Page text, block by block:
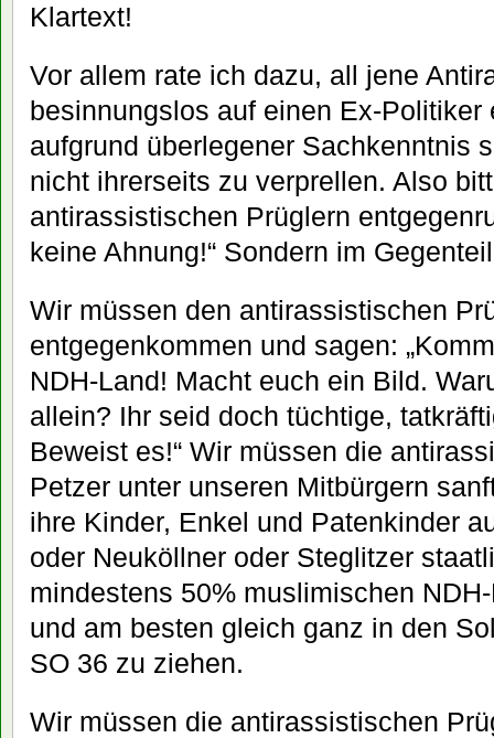
Klartext!
Vor allem rate ich dazu, all jene
besinnungslos auf einen Ex-Politiker
aufgrund überlegener Sachkenntnis
nicht ihrerseits zu verprellen. Also
antirassistischen Prüglern
keine Ahnung!“ Sondern im
Wir müssen den antirassistischen
entgegenkommen und sagen:
NDH-Land! Macht euch ein Bild.
allein? Ihr seid doch tüchtige,
Beweist es!“ Wir müssen die
Petzer unter unseren Mitbürgern
ihre Kinder, Enkel und Patenkinder
oder Neuköllner oder Steglitzer
mindestens 50% muslimischen
und am besten gleich ganz in den
SO 36 zu ziehen.
Wir müssen die antirassistischen